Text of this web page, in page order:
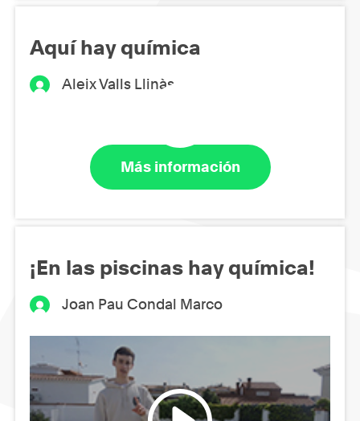
Aquí hay química
Aleix Valls Llinàs
Más información
¡En las piscinas hay química!
Joan Pau Condal Marco